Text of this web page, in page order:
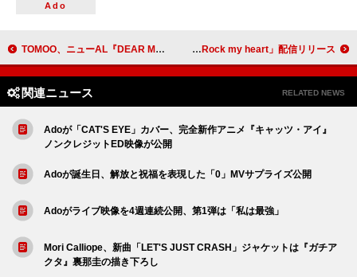
Ado
TOMOO、ニューAL『DEAR MYSTERIES』店舗別特典の絵柄解禁 WENDY、結成初期からのロックナンバー「Rock my heart」配信リリース
関連ニュース RELATED NEWS
Adoが「CAT'S EYE」カバー、完全新作アニメ『キャッツ・アイ』
ノンクレジットED映像が公開
Adoが誕生日、解放と祝福を表現した「0」MVサプライズ公開
Adoがライブ映像を4週連続公開、第1弾は「私は最強」
Mori Calliope、新曲「LET'S JUST CRASH」ジャケットは『ガチア
クタ』裏那圭の描き下ろし